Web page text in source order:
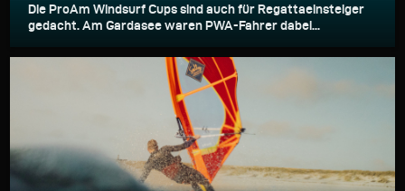
Die ProAm Windsurf Cups sind auch für Regattaeinsteiger
gedacht. Am Gardasee waren PWA-Fahrer dabei...